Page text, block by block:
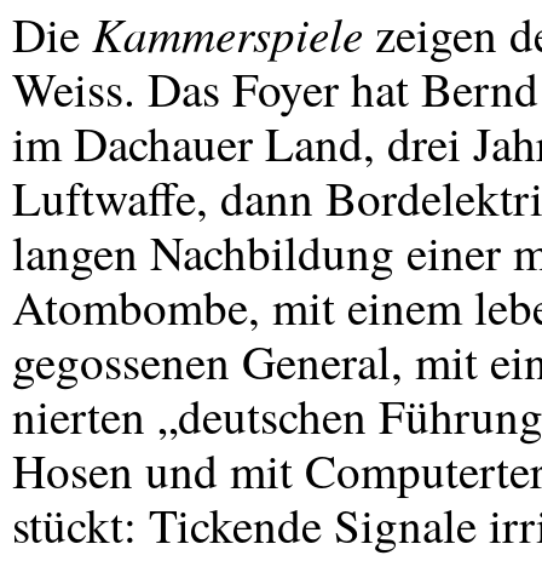
DieKammerspiele zeigen
Weiss. Das Foyer hat
im Dachauer Land, drei
Luftwaffe, dann
langen Nachbildung einer
Atombombe, mit einem
gegossenen General, mit
nierten „deutschen
Hosen und mit
stückt: Tickende Signale